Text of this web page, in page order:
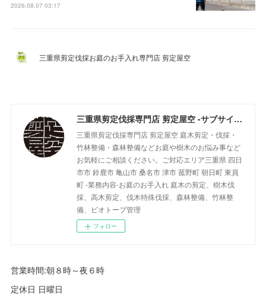
2026.08.07 03:17
三重県剪定伐採お庭のお手入れ専門店 剪定屋空
三重県剪定伐採専門店 剪定屋空 -サブサイト-
三重県剪定伐採専門店 剪定屋空 庭木剪定・伐採・
竹林整備・森林整備などお庭や樹木のお悩み事など
お気軽にご相談ください。ご対応エリア三重県 四日
市市 鈴鹿市 亀山市 桑名市 津市 菰野町 朝日町 東員
町 -業務内容-お庭のお手入れ 庭木の剪定、樹木伐
採、高木剪定、伐木特殊伐採、森林整備、竹林整
備、ビオトープ管理
フォロー
営業時間:朝８時～夜６時
定休日 日曜日